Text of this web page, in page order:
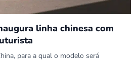
linha chinesa com
para a qual o modelo será